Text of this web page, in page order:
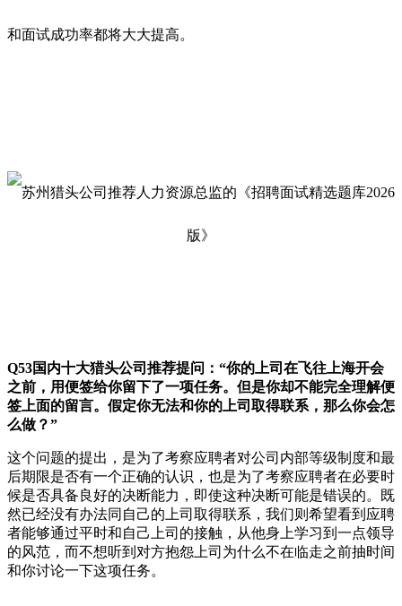
和面试成功率都将大大提高。
Q53国内十大猎头公司推荐提问： “你的上司在飞往上海开会
之前，用便签给你留下了一项任务。但是你却不能完全理解便
签上面的留言。假定你无法和你的上司取得联系，那么你会怎
么做？”
这个问题的提出，是为了考察应聘者对公司内部等级制度和最
后期限是否有一个正确的认识，也是为了考察应聘者在必要时
候是否具备良好的决断能力，即使这种决断可能是错误的。既
然已经没有办法同自己的上司取得联系，我们则希望看到应聘
者能够通过平时和自己上司的接触，从他身上学习到一点领导
的风范，而不想听到对方抱怨上司为什么不在临走之前抽时间
和你讨论一下这项任务。